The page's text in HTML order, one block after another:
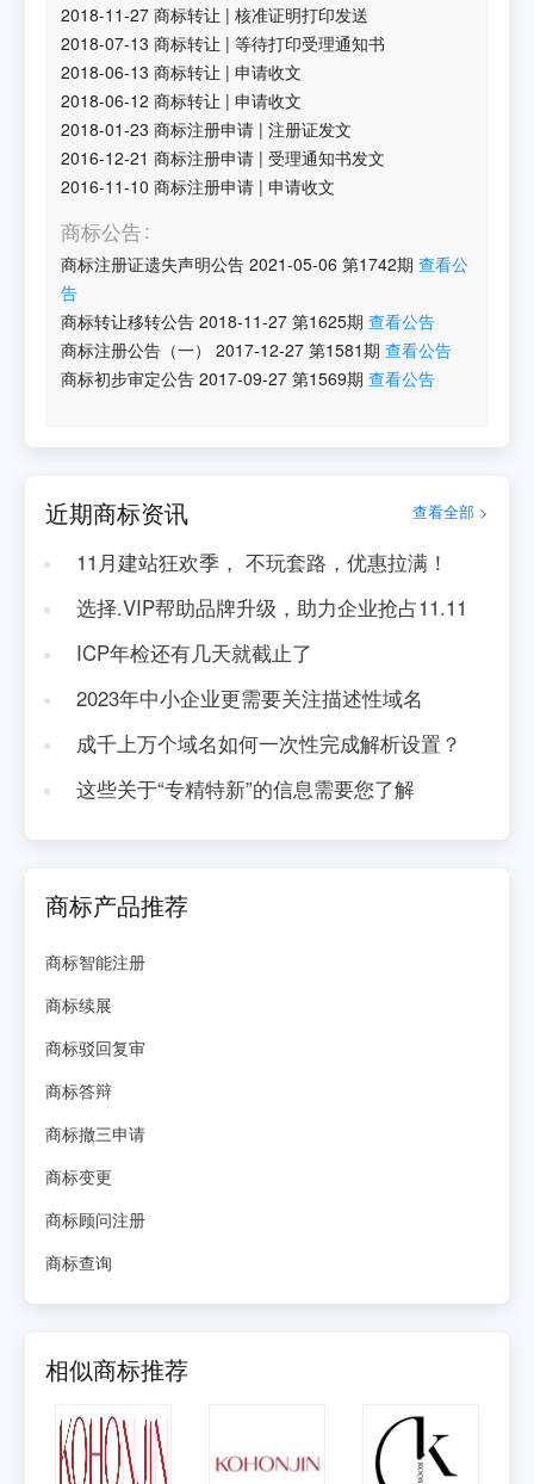
2018-11-27 商标转让 |核准证明打印发送
2018-07-13 商标转让 |等待打印受理通知书
2018-06-13 商标转让 |申请收文
2018-06-12 商标转让 |申请收文
2018-01-23 商标注册申请 |注册证发文
2016-12-21 商标注册申请 |受理通知书发文
2016-11-10 商标注册申请 |申请收文
商标公告
商标注册证遗失声明公告 2021-05-06 第1742期 查看公
告
商标转让移转公告 2018-11-27 第1625期 查看公告
商标注册公告（一）
2017-12-27 第1581期 查看公告
商标初步审定公告 2017-09-27 第1569期 查看公告
近期商标资讯 查看全部 >
11月建站狂欢季， 不玩套路，优惠拉满！
选择.VIP帮助品牌升级，助力企业抢占11.11
ICP年检还有几天就截止了
2023年中小企业更需要关注描述性域名
成千上万个域名如何一次性完成解析设置？
这些关于“专精特新”的信息需要您了解
商标产品推荐
商标智能注册
商标续展
商标驳回复审
商标答辩
商标撤三申请
商标变更
商标顾问注册
商标查询
相似商标推荐